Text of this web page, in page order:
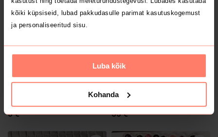
kõiki küpsiseid, lubad pakkudasulle parimat kasutuskogemust
ja personaliseeritud sisu.
Luba kõik
Kohanda
5 € 35 €